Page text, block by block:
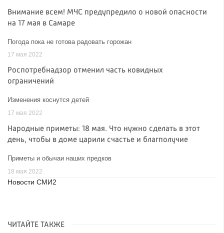
Внимание всем! МЧС предупредило о новой опасности
на 17 мая в Самаре
Погода пока не готова радовать горожан
17 мая 2022
Роспотребнадзор отменил часть ковидных
ограничений
Изменения коснутся детей
17 мая 2022
Народные приметы: 18 мая. Что нужно сделать в этот
день, чтобы в доме царили счастье и благполучие
Приметы и обычаи наших предков
18 мая 2022
Новости СМИ2
ЧИТАЙТЕ ТАКЖЕ